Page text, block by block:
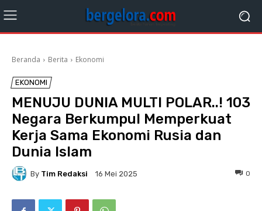
Beranda Berita Ekonomi
EKONOMI
MENUJU DUNIA MULTI POLAR..! 103
Negara Berkumpul Memperkuat
Kerja Sama Ekonomi Rusia dan
Dunia Islam
By Tim Redaksi 16 Mei 2025 0